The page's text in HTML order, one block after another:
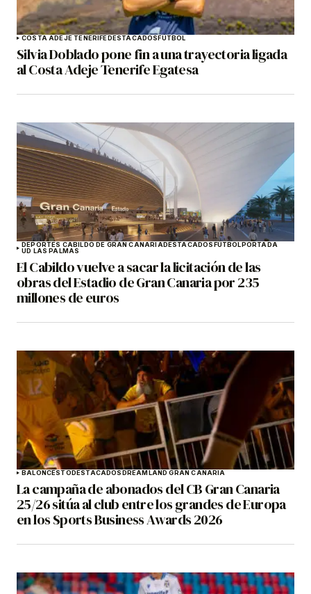
COSTA ADEJE TENERIFEDESTACADOSFÚTBOL
Silvia Doblado pone fin a una trayectoria ligada
al Costa Adeje Tenerife Egatesa
DEPORTES CABILDO DE GRAN CANARIADESTACADOSFÚTBOLPORTADA
UD LAS PALMAS
El Cabildo vuelve a sacar la licitación de las
obras del Estadio de Gran Canaria por 235
millones de euros
BALONCESTODESTACADOSDREAMLAND GRAN CANARIA
La campaña de abonados del CB Gran Canaria
25/26 sitúa al club entre los grandes de Europa
en los Sports Business Awards 2026